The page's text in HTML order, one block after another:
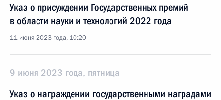
Указ о присуждении Государственных премий
в области науки и технологий 2022 года
11 июня 2023 года, 10:20
9 июня 2023 года, пятница
Указ о награждении государственными наградами